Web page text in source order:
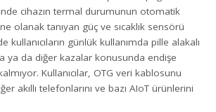
cihazın termal durumunun otomatik
olanak tanıyan güç ve sıcaklık sensörü
kullanıcıların günlük kullanımda pille alakalı
ya da diğer kazalar konusunda endişe
Kullanıcılar, OTG veri kablosunu
akıllı telefonlarını ve bazı AIoT ürünlerini